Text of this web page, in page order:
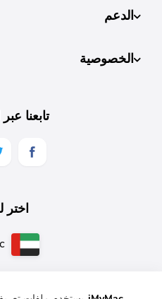
الدعم
الخصوصية
تابعنا
اختر